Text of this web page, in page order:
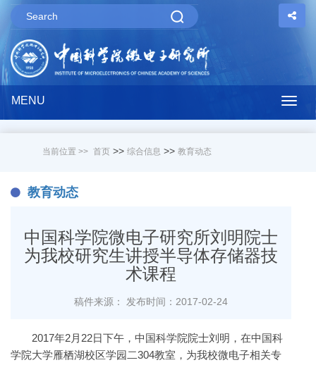
MENU
当前位置 >> 首页 >> 综合信息 >> 教育动态
教育动态
中国科学院微电子研究所刘明院士
为我校研究生讲授半导体存储器技
术课程
稿件来源： 发布时间：2017-02-24
2017年2月22日下午，中国科学院院士刘明，在中国科
学院大学雁栖湖校区学园二304教室，为我校微电子相关专